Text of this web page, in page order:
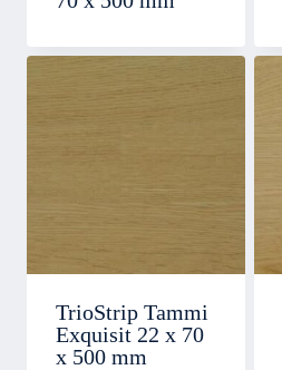
TrioStrip Tammi
Exquisit 22 x 70
x 500 mm